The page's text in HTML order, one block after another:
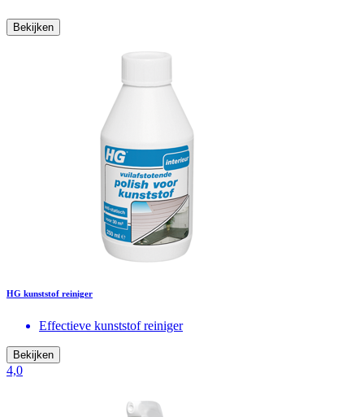
Bekijken
HG kunststof reiniger
Effectieve kunststof reiniger
Bekijken
4,0